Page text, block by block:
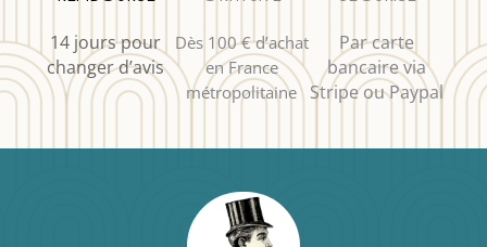
14 jours pour
changer d’avis
Dès 100 € d’achat
en France
métropolitaine
Par carte
bancaire via
Stripe ou Paypal